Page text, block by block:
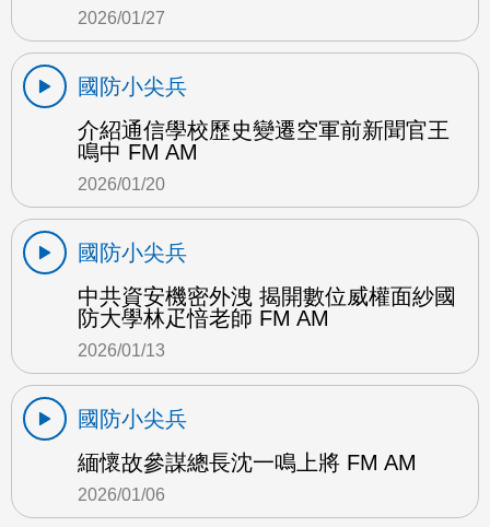
2026/01/27
國防小尖兵
介紹通信學校歷史變遷空軍前新聞官王
鳴中 FM AM
2026/01/20
國防小尖兵
中共資安機密外洩 揭開數位威權面紗國
防大學林疋愔老師 FM AM
2026/01/13
國防小尖兵
緬懷故參謀總長沈一鳴上將 FM AM
2026/01/06